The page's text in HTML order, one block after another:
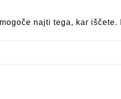
najti tega, kar